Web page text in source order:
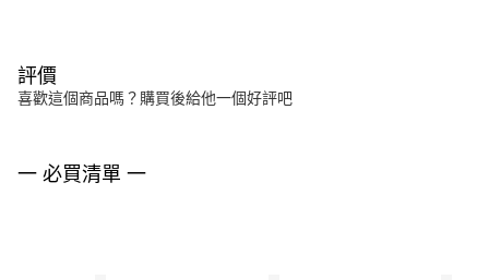
評價
喜歡這個商品嗎？購買後給他一個好評吧
一 必買清單 一